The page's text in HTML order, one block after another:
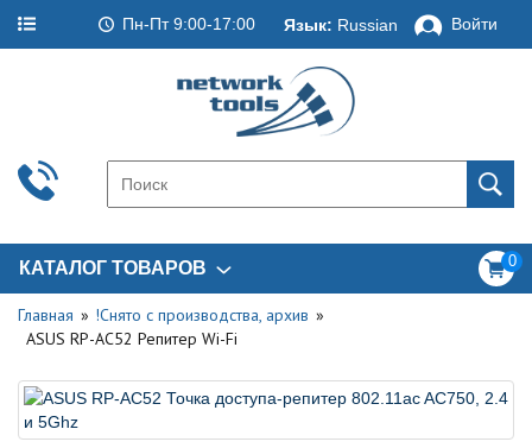
Пн-Пт 9:00-17:00 Язык: Russian Войти
КАТАЛОГ ТОВАРОВ 0
Главная
!Снято с производства, архив
ASUS RP-AC52 Репитер Wi-Fi